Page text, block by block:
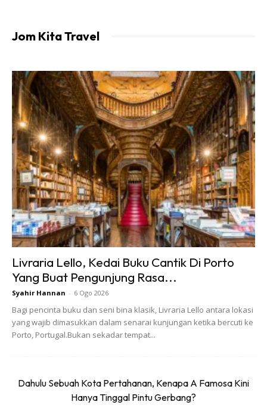
dipakai lebih-lebih lagi kepada yang pertama kali
H2O Ninja Mask berkonsepkan topeng penafasan full-
face, membolehkan anda bernafas seperti biasa
menggunakan hidung berbanding alat konvensional
snorkeling yang bernafas menggunakan mulut. Selain itu,
cermin khas yang digunakan membolehkan anda menyah-
kabus sebanyak 90 peratus – menjadikan pengalaman
menyelam anda lebih baik daripada selalu.
Ads
Jom Kita Travel
Livraria Lello, Kedai Buku Cantik Di Porto
Yang Buat Pengunjung Rasa...
Syahir Hannan - 6 Ogo 2026
Bagi pencinta buku dan seni bina klasik, Livraria Lello antara lokasi
yang wajib dimasukkan dalam senarai kunjungan ketika bercuti ke
Porto, Portugal.Bukan sekadar tempat...
Dahulu Sebuah Kota Pertahanan, Kenapa A Famosa Kini
Hanya Tinggal Pintu Gerbang?